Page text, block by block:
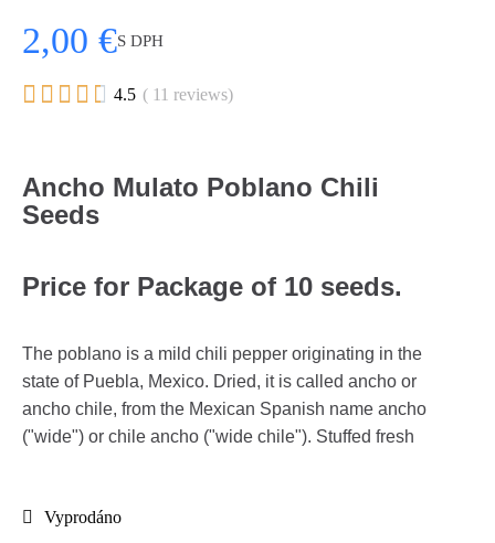
2,00 €S DPH
     4.5 ( 11 reviews)
Ancho Mulato Poblano Chili
Seeds
Price for Package of 10 seeds.
The poblano is a mild chili pepper originating in the
state of Puebla, Mexico. Dried, it is called ancho or
ancho chile, from the Mexican Spanish name ancho
("wide") or chile ancho ("wide chile"). Stuffed fresh
Vyprodáno